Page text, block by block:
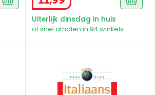
Uiterlijk dinsdag in huis
of snel afhalen in 94 winkels